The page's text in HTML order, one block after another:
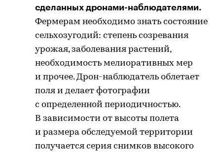
сделанных дронами-наблюдателями.
Фермерам необходимо знать состояние
сельхозугодий: степень созревания
урожая, заболевания растений,
необходимость мелиоративных мер
и прочее. Дрон-наблюдатель облетает
поля и делает фотографии
с определенной периодичностью.
В зависимости от высоты полета
и размера обследуемой территории
получается серия снимков высокого